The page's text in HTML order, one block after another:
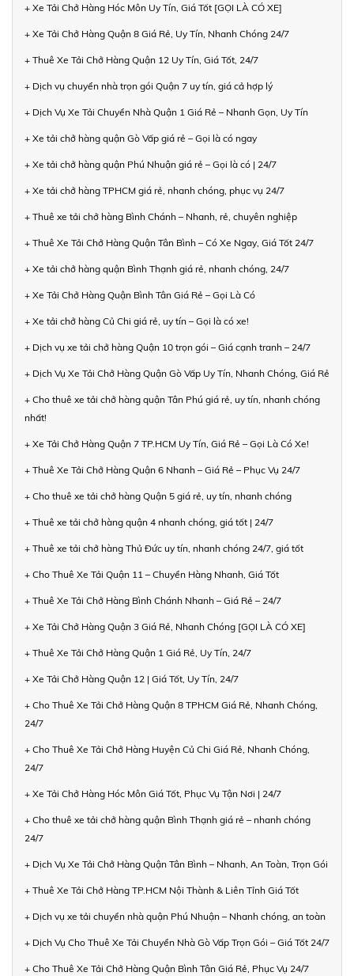
+ Xe Tải Chở Hàng Hóc Môn Uy Tín, Giá Tốt [GỌI LÀ CÓ XE]
+ Xe Tải Chở Hàng Quận 8 Giá Rẻ, Uy Tín, Nhanh Chóng 24/7
+ Thuê Xe Tải Chở Hàng Quận 12 Uy Tín, Giá Tốt, 24/7
+ Dịch vụ chuyển nhà trọn gói Quận 7 uy tín, giá cả hợp lý
+ Dịch Vụ Xe Tải Chuyển Nhà Quận 1 Giá Rẻ – Nhanh Gọn, Uy Tín
+ Xe tải chở hàng quận Gò Vấp giá rẻ – Gọi là có ngay
+ Xe tải chở hàng quận Phú Nhuận giá rẻ – Gọi là có | 24/7
+ Xe tải chở hàng TPHCM giá rẻ, nhanh chóng, phục vụ 24/7
+ Thuê xe tải chở hàng Bình Chánh – Nhanh, rẻ, chuyên nghiệp
+ Thuê Xe Tải Chở Hàng Quận Tân Bình – Có Xe Ngay, Giá Tốt 24/7
+ Xe tải chở hàng quận Bình Thạnh giá rẻ, nhanh chóng, 24/7
+ Xe Tải Chở Hàng Quận Bình Tân Giá Rẻ – Gọi Là Có
+ Xe tải chở hàng Củ Chi giá rẻ, uy tín – Gọi là có xe!
+ Dịch vụ xe tải chở hàng Quận 10 trọn gói – Giá cạnh tranh – 24/7
+ Dịch Vụ Xe Tải Chở Hàng Quận Gò Vấp Uy Tín, Nhanh Chóng, Giá Rẻ
+ Cho thuê xe tải chở hàng quận Tân Phú giá rẻ, uy tín, nhanh chóng
nhất!
+ Xe Tải Chở Hàng Quận 7 TP.HCM Uy Tín, Giá Rẻ – Gọi Là Có Xe!
+ Thuê Xe Tải Chở Hàng Quận 6 Nhanh – Giá Rẻ – Phục Vụ 24/7
+ Cho thuê xe tải chở hàng Quận 5 giá rẻ, uy tín, nhanh chóng
+ Thuê xe tải chở hàng quận 4 nhanh chóng, giá tốt | 24/7
+ Thuê xe tải chở hàng Thủ Đức uy tín, nhanh chóng 24/7, giá tốt
+ Cho Thuê Xe Tải Quận 11 – Chuyển Hàng Nhanh, Giá Tốt
+ Thuê Xe Tải Chở Hàng Bình Chánh Nhanh – Giá Rẻ – 24/7
+ Xe Tải Chở Hàng Quận 3 Giá Rẻ, Nhanh Chóng [GỌI LÀ CÓ XE]
+ Thuê Xe Tải Chở Hàng Quận 1 Giá Rẻ, Uy Tín, 24/7
+ Xe Tải Chở Hàng Quận 12 | Giá Tốt, Uy Tín, 24/7
+ Cho Thuê Xe Tải Chở Hàng Quận 8 TPHCM Giá Rẻ, Nhanh Chóng,
24/7
+ Cho Thuê Xe Tải Chở Hàng Huyện Củ Chi Giá Rẻ, Nhanh Chóng,
24/7
+ Xe Tải Chở Hàng Hóc Môn Giá Tốt, Phục Vụ Tận Nơi | 24/7
+ Cho thuê xe tải chở hàng quận Bình Thạnh giá rẻ – nhanh chóng
24/7
+ Dịch Vụ Xe Tải Chở Hàng Quận Tân Bình – Nhanh, An Toàn, Trọn Gói
+ Thuê Xe Tải Chở Hàng TP.HCM Nội Thành & Liên Tỉnh Giá Tốt
+ Dịch vụ xe tải chuyển nhà quận Phú Nhuận – Nhanh chóng, an toàn
+ Dịch Vụ Cho Thuê Xe Tải Chuyển Nhà Gò Vấp Trọn Gói – Giá Tốt 24/7
+ Cho Thuê Xe Tải Chở Hàng Quận Bình Tân Giá Rẻ, Phục Vụ 24/7